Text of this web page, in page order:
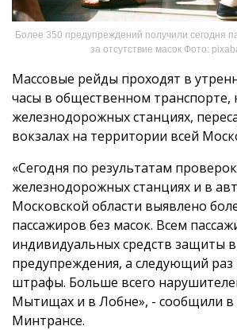
Более 350 предупреждений получили сегодня
за отсутствие масок Фото:
Массовые рейды проходят в
часы в общественном транспорте,
железнодорожных станциях,
вокзалах на территории всей
«Сегодня по результатам
железнодорожных станциях и в
Московской области выявлено
пассажиров без масок. Всем
индивидуальных средств защиты
предупреждения, а следующий раз
штрафы. Больше всего
Мытищах и в Лобне», - сообщили в
Минтрансе.